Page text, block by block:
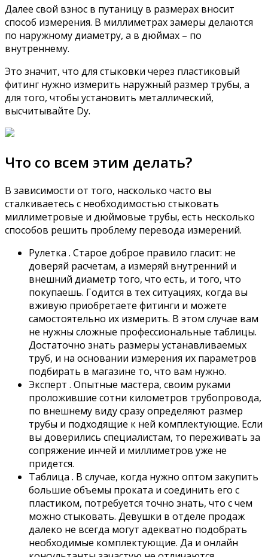
Далее свой взнос в путаницу в размерах вносит
способ измерения. В миллиметрах замеры делаются
по наружному диаметру, а в дюймах – по
внутреннему.
Это значит, что для стыковки через пластиковый
фитинг нужно измерить наружный размер трубы, а
для того, чтобы установить металлический,
высчитывайте Dу.
Что со всем этим делать?
В зависимости от того, насколько часто вы
сталкиваетесь с необходимостью стыковать
миллиметровые и дюймовые трубы, есть несколько
способов решить проблему перевода измерений.
Рулетка . Старое доброе правило гласит: не
доверяй расчетам, а измеряй внутренний и
внешний диаметр того, что есть, и того, что
покупаешь. Годится в тех ситуациях, когда вы
вживую приобретаете фитинги и можете
самостоятельно их измерить. В этом случае вам
не нужны сложные профессиональные таблицы.
Достаточно знать размеры устанавливаемых
труб, и на основании измерения их параметров
подбирать в магазине то, что вам нужно.
Эксперт . Опытные мастера, своим руками
проложившие сотни километров трубопровода,
по внешнему виду сразу определяют размер
трубы и подходящие к ней комплектующие. Если
вы доверились специалистам, то переживать за
сопряжение инчей и миллиметров уже не
придется.
Таблица . В случае, когда нужно оптом закупить
большие объемы проката и соединить его с
пластиком, потребуется точно знать, что с чем
можно стыковать. Девушки в отделе продаж
далеко не всегда могут адекватно подобрать
необходимые комплектующие. Да и онлайн